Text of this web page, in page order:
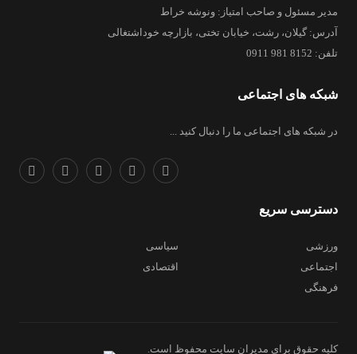
مدیر مسئول و صاحب امتیاز: ونوشه خراط
آدرس: گیلان، رشت، خیابان تختی، بازارچه خوداشتغالی
تلفن: 8152 981 0911
شبکه های اجتماعی
در شبکه های اجتماعی ما را دنبال کنید ...
دسترسی سریع
ورزشی
سیاسی
اجتماعی
اقتصادی
فرهنگی
کلیه حقوق برای مدیران سایت محفوظ است.